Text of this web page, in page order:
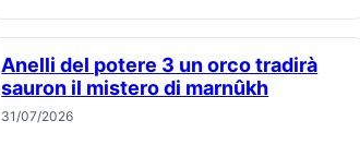
Anelli del potere 3 un orco tradirà
sauron il mistero di marnûkh
31/07/2026